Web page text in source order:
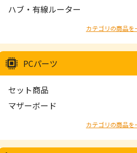
ハブ・有線ルーター
カテゴリの商品を
PCパーツ
セット商品
マザーボード
カテゴリの商品を